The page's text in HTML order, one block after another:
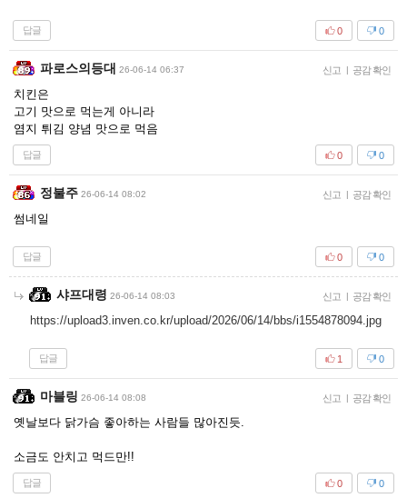
답글 0
0
파로스의등대 26-06-14 06:37 신고 | 공감 확인
치킨은
고기 맛으로 먹는게 아니라
염지 튀김 양념 맛으로 먹음
답글 0
0
정불주 26-06-14 08:02 신고 | 공감 확인
썸네일
답글 0
0
샤프대령 26-06-14 08:03 신고 | 공감 확인
https://upload3.inven.co.kr/upload/2026/06/14/bbs/i1554878094.jpg
답글 0
1
마블링 26-06-14 08:08 신고 | 공감 확인
옛날보다 닭가슴 좋아하는 사람들 많아진듯.
소금도 안치고 먹드만!!
답글 0
0